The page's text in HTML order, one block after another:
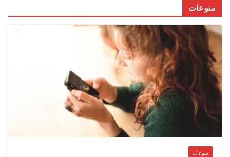
منوعات
منوعات